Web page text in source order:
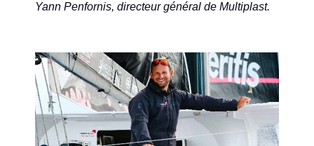
Yann Penfornis, directeur général de Multiplast.